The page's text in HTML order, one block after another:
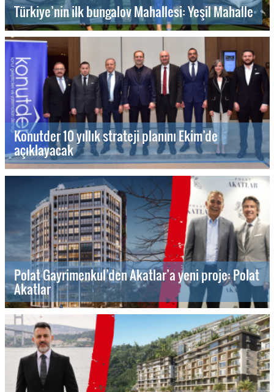
Türkiye’nin ilk bungalov Mahallesi: Yeşil Mahalle
Konutder 10 yıllık strateji planını Ekim’de
açıklayacak
Polat Gayrimenkul’den Akatlar’a yeni proje: Polat
Akatlar